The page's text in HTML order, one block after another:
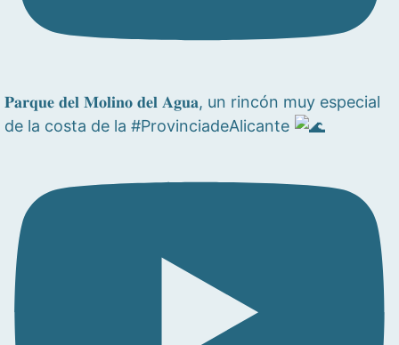
𝐏𝐚𝐫𝐪𝐮𝐞 𝐝𝐞𝐥 𝐌𝐨𝐥𝐢𝐧𝐨 𝐝𝐞𝐥 𝐀𝐠𝐮𝐚, un rincón muy especial
de la costa de la #ProvinciadeAlicante